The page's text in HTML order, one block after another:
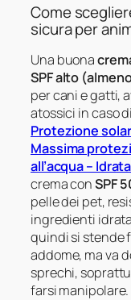
Come
sicura per
Una buona
SPF alto
per cani e gatti,
atossici in caso
Protezione
Massima
all’acqua –
crema conSPF
pelle dei pet,
ingredienti
quindi si stende
addome, ma va
sprechi,
farsi manipolare.